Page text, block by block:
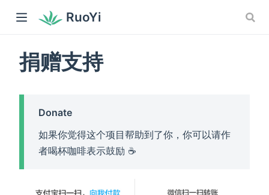
RuoYi
捐赠支持
Donate
如果你觉得这个项目帮助到了你，你可以请作
者喝杯咖啡表示鼓励 ☕️